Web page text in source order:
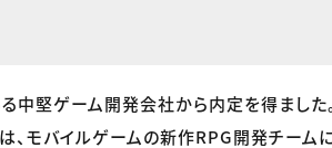
中堅ゲーム開発会社から内定を得ました
、モバイルゲームの新作RPG開発チーム